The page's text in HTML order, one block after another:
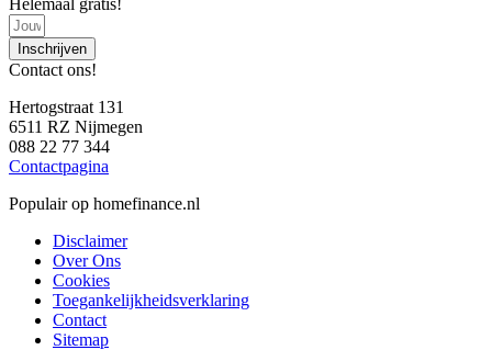
Helemaal gratis!
Inschrijven
Contact ons!
Hertogstraat 131
6511 RZ Nijmegen
088 22 77 344
Contactpagina
Populair op homefinance.nl
Disclaimer
Over Ons
Cookies
Toegankelijkheidsverklaring
Contact
Sitemap